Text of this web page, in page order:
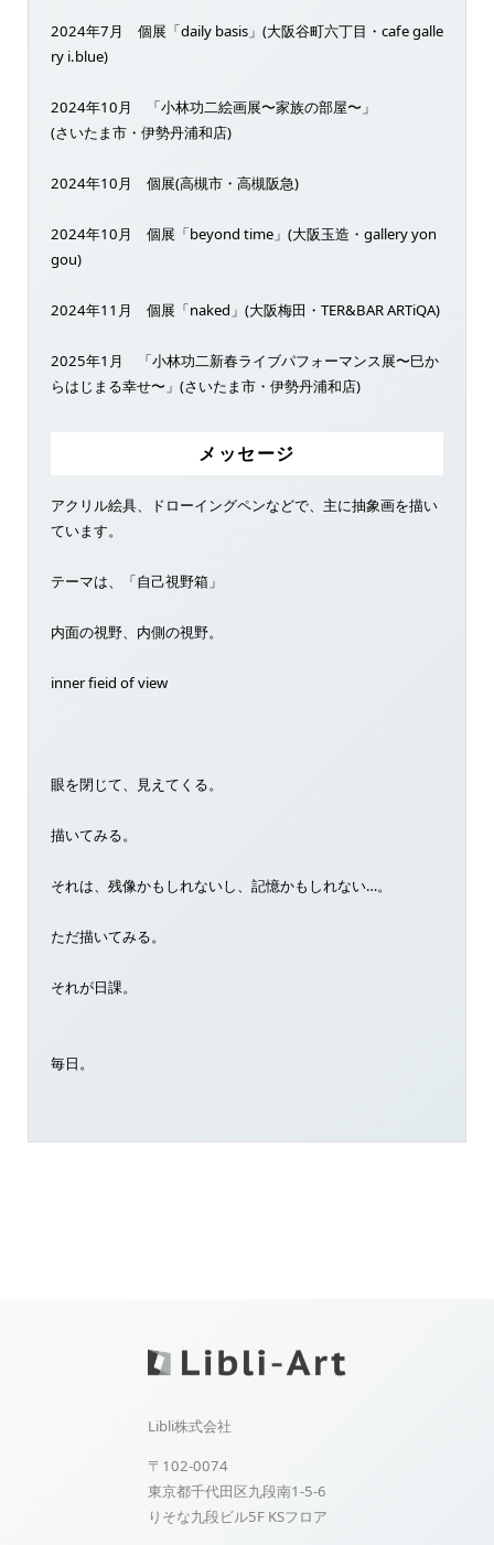
2024年7月 個展「daily basis」(大阪谷町六丁目・cafe galle
ry i.blue)
2024年10月 「小林功二絵画展〜家族の部屋〜」
(さいたま市・伊勢丹浦和店)
2024年10月 個展(高槻市・高槻阪急)
2024年10月 個展「beyond time」(大阪玉造・gallery yon
gou)
2024年11月 個展「naked」(大阪梅田・TER&BAR ARTiQA)
2025年1月 「小林功二新春ライブパフォーマンス展〜巳か
らはじまる幸せ〜」(さいたま市・伊勢丹浦和店)
メッセージ
アクリル絵具、ドローイングペンなどで、主に抽象画を描い
ています。
テーマは、「自己視野箱」
内面の視野、内側の視野。
inner fieid of view
眼を閉じて、見えてくる。
描いてみる。
それは、残像かもしれないし、記憶かもしれない…。
ただ描いてみる。
それが日課。
毎日。
Libli株式会社
〒102-0074
東京都千代田区九段南1-5-6
りそな九段ビル5F KSフロア